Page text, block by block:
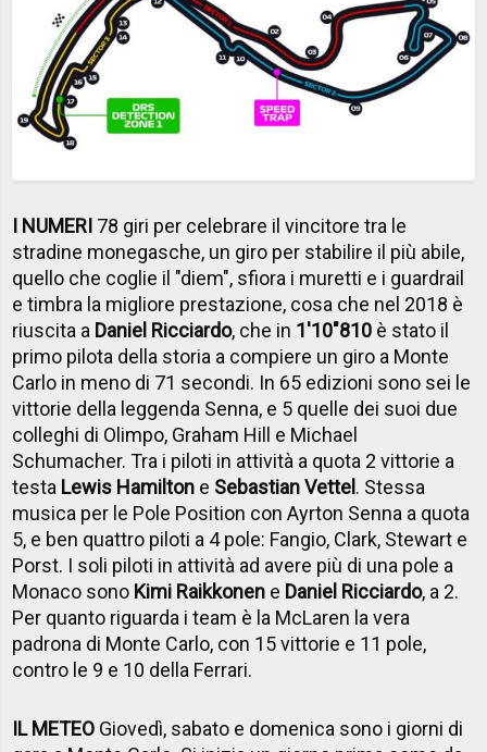
I NUMERI 78 giri per celebrare il vincitore tra le
stradine monegasche, un giro per stabilire il più abile,
quello che coglie il "diem", sfiora i muretti e i guardrail
e timbra la migliore prestazione, cosa che nel 2018 è
riuscita a Daniel Ricciardo, che in 1'10"810 è stato il
primo pilota della storia a compiere un giro a Monte
Carlo in meno di 71 secondi. In 65 edizioni sono sei le
vittorie della leggenda Senna, e 5 quelle dei suoi due
colleghi di Olimpo, Graham Hill e Michael
Schumacher. Tra i piloti in attività a quota 2 vittorie a
testa Lewis Hamilton e Sebastian Vettel . Stessa
musica per le Pole Position con Ayrton Senna a quota
5, e ben quattro piloti a 4 pole: Fangio, Clark, Stewart e
Porst. I soli piloti in attività ad avere più di una pole a
Monaco sono Kimi Raikkonen e Daniel Ricciardo, a 2.
Per quanto riguarda i team è la McLaren la vera
padrona di Monte Carlo, con 15 vittorie e 11 pole,
contro le 9 e 10 della Ferrari.
IL METEO Giovedì, sabato e domenica sono i giorni di